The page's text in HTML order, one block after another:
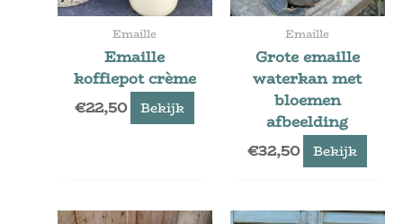
Emaille
Emaille
koffiepot crème
€22,50 Bekijk
Emaille
Grote emaille
waterkan met
bloemen
afbeelding
€32,50 Bekijk